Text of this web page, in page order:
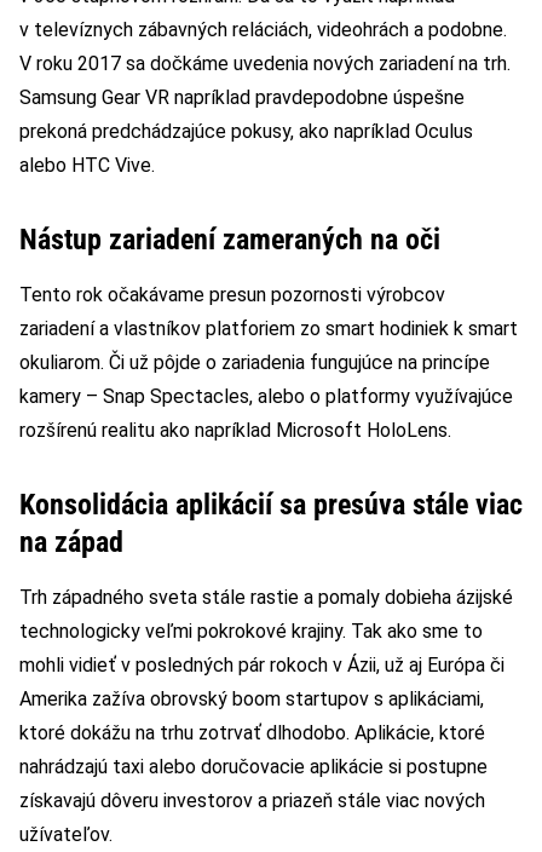
v televíznych zábavných reláciách, videohrách a podobne.
V roku 2017 sa dočkáme uvedenia nových zariadení na trh.
Samsung Gear VR napríklad pravdepodobne úspešne
prekoná predchádzajúce pokusy, ako napríklad Oculus
alebo HTC Vive.
Nástup zariadení zameraných na oči
Tento rok očakávame presun pozornosti výrobcov
zariadení a vlastníkov platforiem zo smart hodiniek k smart
okuliarom. Či už pôjde o zariadenia fungujúce na princípe
kamery – Snap Spectacles, alebo o platformy využívajúce
rozšírenú realitu ako napríklad Microsoft HoloLens.
Konsolidácia aplikácií sa presúva stále viac
na západ
Trh západného sveta stále rastie a pomaly dobieha ázijské
technologicky veľmi pokrokové krajiny. Tak ako sme to
mohli vidieť v posledných pár rokoch v Ázii, už aj Európa či
Amerika zažíva obrovský boom startupov s aplikáciami,
ktoré dokážu na trhu zotrvať dlhodobo. Aplikácie, ktoré
nahrádzajú taxi alebo doručovacie aplikácie si postupne
získavajú dôveru investorov a priazeň stále viac nových
užívateľov.